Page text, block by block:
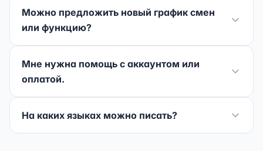
Можно предложить новый график смен
или функцию?
Мне нужна помощь с аккаунтом или
оплатой.
На каких языках можно писать?